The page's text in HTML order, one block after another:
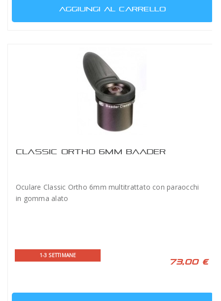
AGGIUNGI AL CARRELLO
CLASSIC ORTHO 6MM BAADER
Oculare Classic Ortho 6mm multitrattato con paraocchi
in gomma alato
1-3 SETTIMANE
73,00 €